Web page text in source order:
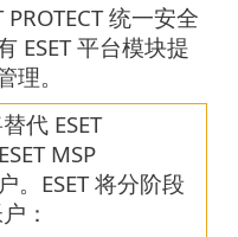
PROTECT 统一安全
ESET 平台模块提
。
代 ESET
MSP
ESET 将分阶段
：